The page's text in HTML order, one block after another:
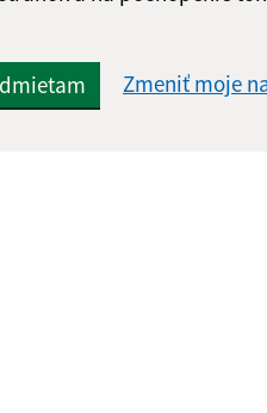
Zmeniť moje